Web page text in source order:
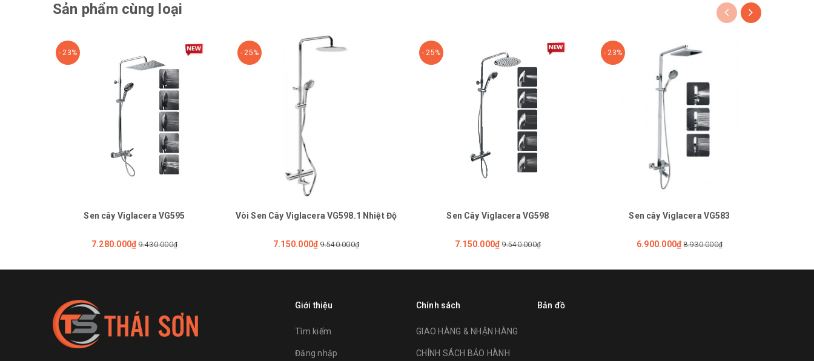
Sản phẩm cùng loại
- 23%
Sen cây Viglacera VG595
7.280.000₫ 9.430.000₫
- 25%
Vòi Sen Cây Viglacera VG598.1 Nhiệt Độ
7.150.000₫ 9.540.000₫
- 25%
Sen Cây Viglacera VG598
7.150.000₫ 9.540.000₫
- 23%
Sen cây Viglacera VG583
6.900.000₫ 8.930.000₫
Giới thiệu
Tìm kiếm
Đăng nhập
Chính sách
GIAO HÀNG & NHẬN HÀNG
CHÍNH SÁCH BẢO HÀNH
Bản đồ